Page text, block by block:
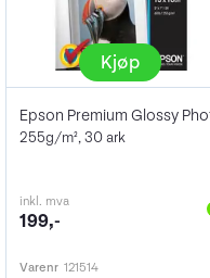
Kjøp
255g/m², 30 ark
inkl. mva
199,-
Varenr 121514